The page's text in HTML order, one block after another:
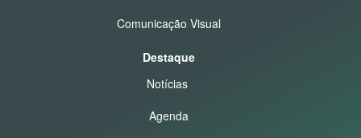
Comunicação Visual
Destaque
Notícias
Agenda